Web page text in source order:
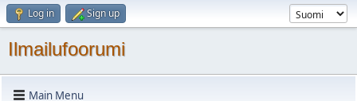
Log in Sign up
Ilmailufoorumi
Main Menu